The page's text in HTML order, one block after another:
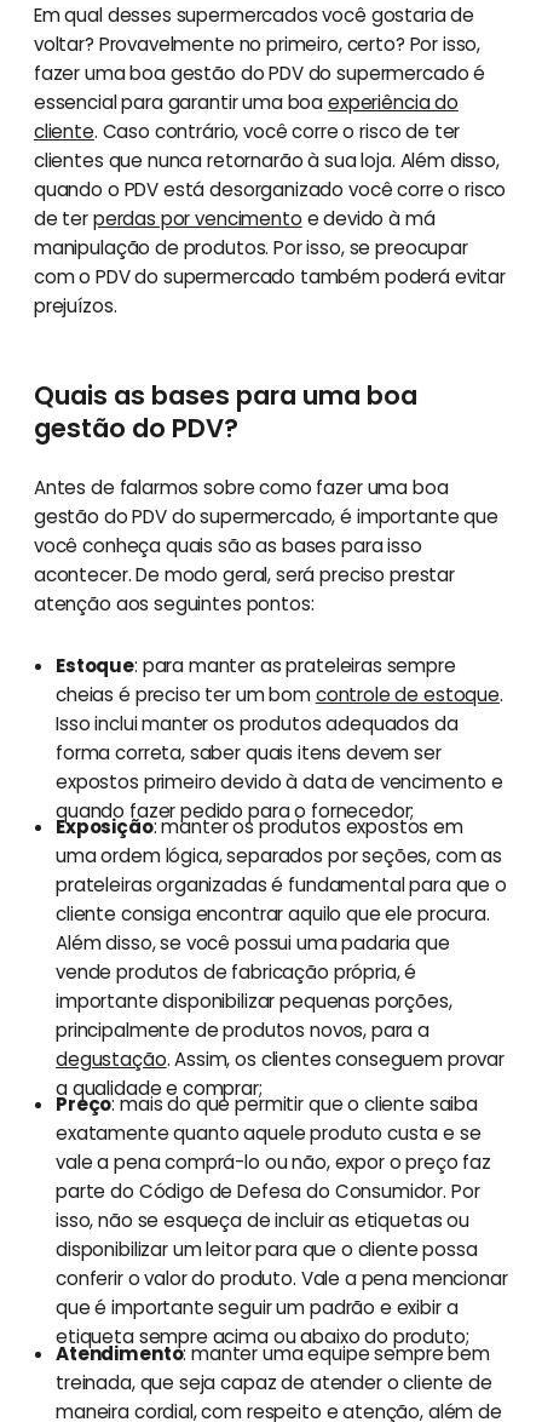
Em qual desses supermercados você gostaria de
voltar? Provavelmente no primeiro, certo? Por isso,
fazer uma boa gestão do PDV do supermercado é
essencial para garantir uma boaexperiência do
cliente. Caso contrário, você corre o risco de ter
clientes que nunca retornarão à sua loja. Além disso,
quando o PDV está desorganizado você corre o risco
de terperdas por vencimento e devido à má
manipulação de produtos. Por isso, se preocupar
com o PDV do supermercado também poderá evitar
prejuízos.
Quais as bases para uma boa
gestão do PDV?
Antes de falarmos sobre como fazer uma boa
gestão do PDV do supermercado, é importante que
você conheça quais são as bases para isso
acontecer. De modo geral, será preciso prestar
atenção aos seguintes pontos:
Estoque: para manter as prateleiras sempre
cheias é preciso ter um bomcontrole de estoque.
Isso inclui manter os produtos adequados da
forma correta, saber quais itens devem ser
expostos primeiro devido à data de vencimento e
quando fazer pedido para o fornecedor;
Exposição: manter os produtos expostos em
uma ordem lógica, separados por seções, com as
prateleiras organizadas é fundamental para que o
cliente consiga encontrar aquilo que ele procura.
Além disso, se você possui uma padaria que
vende produtos de fabricação própria, é
importante disponibilizar pequenas porções,
principalmente de produtos novos, para a
degustação. Assim, os clientes conseguem provar
a qualidade e comprar;
Preço: mais do que permitir que o cliente saiba
exatamente quanto aquele produto custa e se
vale a pena comprá-lo ou não, expor o preço faz
parte do Código de Defesa do Consumidor. Por
isso, não se esqueça de incluir as etiquetas ou
disponibilizar um leitor para que o cliente possa
conferir o valor do produto. Vale a pena mencionar
que é importante seguir um padrão e exibir a
etiqueta sempre acima ou abaixo do produto;
Atendimento: manter uma equipe sempre bem
treinada, que seja capaz de atender o cliente de
maneira cordial, com respeito e atenção, além de